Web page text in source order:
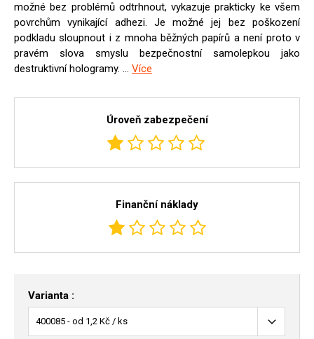
možné bez problémů odtrhnout, vykazuje prakticky ke všem
povrchům vynikající adhezi. Je možné jej bez poškození
podkladu sloupnout i z mnoha běžných papírů a není proto v
pravém slova smyslu bezpečnostní samolepkou jako
destruktivní hologramy. ... Více
Úroveň zabezpečení
Finanční náklady
Varianta :